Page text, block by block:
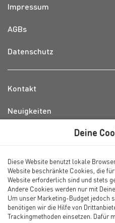
Deine
Diese Website benutzt lokale
Website beschränkte Cookies, die
Website erforderlich sind und stets
Andere Cookies werden nur mit
Um unser Marketing-Budget jedoch
benötigen wir die Hilfe von
Trackingmethoden einsetzen. Dafür
Impressum
AGBs
Datenschutz
Kontakt
Neuigkeiten
Servicebüro auf
Inselstrasse 43,
04682 7919885(09.00
0152 31813227 (14.00